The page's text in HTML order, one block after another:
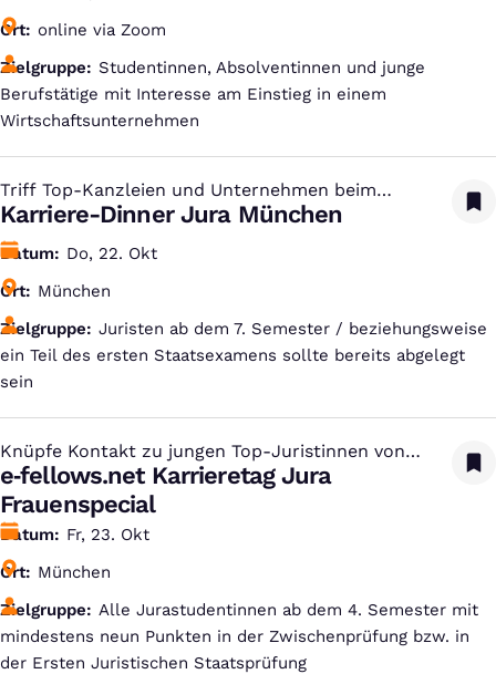
Ort
online via Zoom
Zielgruppe
Studentinnen, Absolventinnen und junge
Berufstätige mit Interesse am Einstieg in einem
Wirtschaftsunternehmen
Triff Top-Kanzleien und Unternehmen beim
Dinner
:
Karriere-Dinner Jura München
Datum
Do, 22. Okt
Ort
München
Zielgruppe
Juristen ab dem 7. Semester / beziehungsweise
ein Teil des ersten Staatsexamens sollte bereits abgelegt
sein
Knüpfe Kontakt zu jungen Top-Juristinnen von
Gibson Dunn
:
e‑fellows.net Karrieretag Jura
Frauenspecial
Datum
Fr, 23. Okt
Ort
München
Zielgruppe
Alle Jurastudentinnen ab dem 4. Semester mit
mindestens neun Punkten in der Zwischenprüfung bzw. in
der Ersten Juristischen Staatsprüfung